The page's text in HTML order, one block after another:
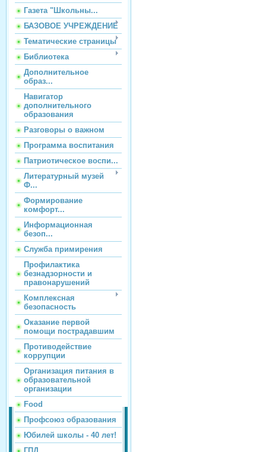
Газета "Школьны...
БАЗОВОЕ УЧРЕЖДЕНИЕ
Тематические страницы
Библиотека
Дополнительное
образ...
Навигатор
дополнительного
образования
Разговоры о важном
Программа воспитания
Патриотическое воспи...
Литературный музей
Ф...
Формирование
комфорт...
Информационная
безоп...
Служба примирения
Профилактика
безнадзорности и
правонарушений
Комплексная
безопасность
Оказание первой
помощи пострадавшим
Противодействие
коррупции
Организация питания в
образовательной
организации
Food
Профсоюз образования
Юбилей школы - 40 лет!